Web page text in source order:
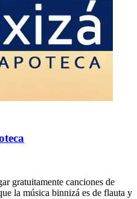
gratuitamente canciones de
la música binnizá es de flauta y